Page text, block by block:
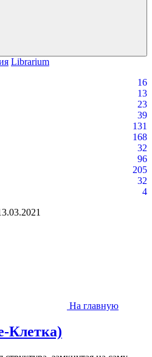
Librarium
16
13
23
39
131
168
32
96
205
32
4
На главную
Клетка)